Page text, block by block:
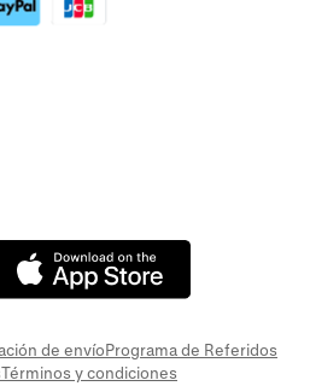
de envíoPrograma de Referidos
Términos y condiciones